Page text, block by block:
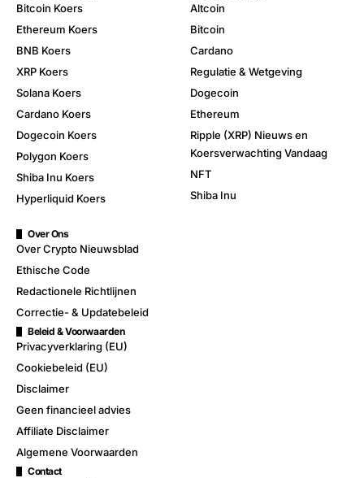
Bitcoin Koers
Ethereum Koers
BNB Koers
XRP Koers
Solana Koers
Cardano Koers
Dogecoin Koers
Polygon Koers
Shiba Inu Koers
Hyperliquid Koers
Altcoin
Bitcoin
Cardano
Regulatie & Wetgeving
Dogecoin
Ethereum
Ripple (XRP) Nieuws en
Koersverwachting Vandaag
NFT
Shiba Inu
Over Ons
Over Crypto Nieuwsblad
Ethische Code
Redactionele Richtlijnen
Correctie- & Updatebeleid
Beleid & Voorwaarden
Privacyverklaring (EU)
Cookiebeleid (EU)
Disclaimer
Geen financieel advies
Affiliate Disclaimer
Algemene Voorwaarden
Contact